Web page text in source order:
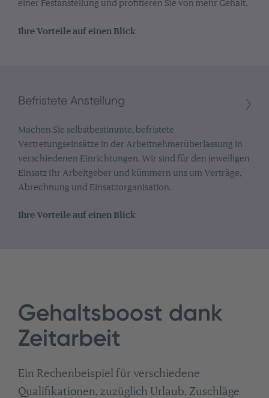
einer Festanstellung und profitieren Sie von mehr Gehalt.
Ihre Vorteile auf einen Blick
Befristete Anstellung
Machen Sie selbstbestimmte, befristete
Vertretungseinsätze in der Arbeitnehmerüberlassung in
verschiedenen Einrichtungen. Wir sind für den jeweiligen
Einsatz Ihr Arbeitgeber und kümmern uns um Verträge,
Abrechnung und Einsatzorganisation.
Ihre Vorteile auf einen Blick
Gehaltsboost dank
Zeitarbeit
Ein Rechenbeispiel für verschiedene
Qualifikationen, zuzüglich Urlaub, Zuschläge